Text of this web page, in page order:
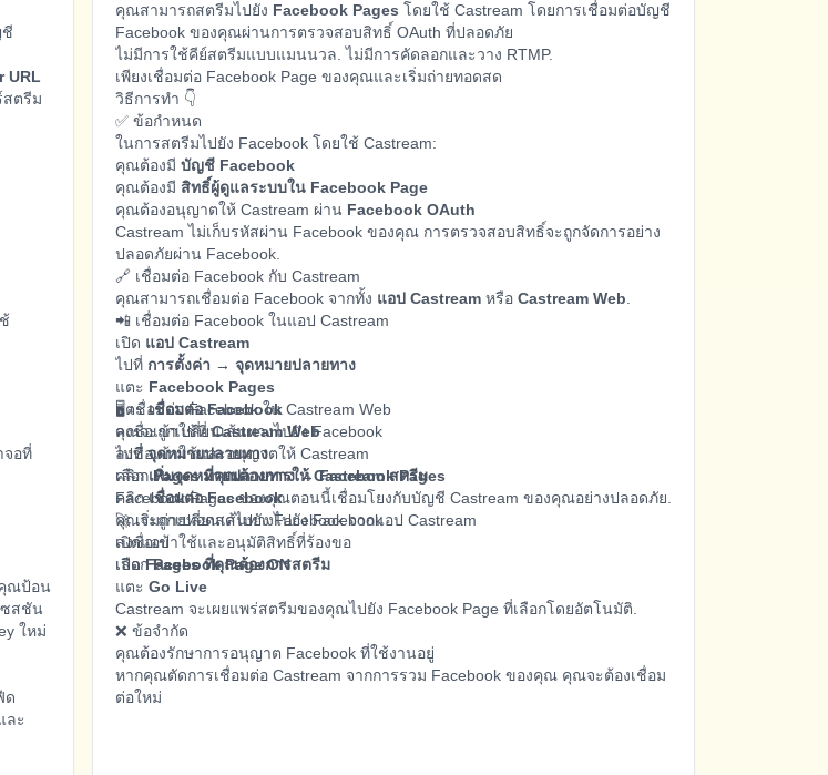
ชี
URL
ตรีม
จอที่
คุณป้อน
ซสชัน
ใหม่
ด
ละ
คุณสามารถสตรีมไปยัง Facebook Pages โดยใช้ Castream โดยการเชื่อมต่อบัญชี
Facebook ของคุณผ่านการตรวจสอบสิทธิ์ OAuth ที่ปลอดภัย
ไม่มีการใช้คีย์สตรีมแบบแมนนวล. ไม่มีการคัดลอกและวาง RTMP.
เพียงเชื่อมต่อ Facebook Page ของคุณและเริ่มถ่ายทอดสด
วิธีการทำ 👇
✅ ข้อกำหนด
ในการสตรีมไปยัง Facebook โดยใช้ Castream:
คุณต้องมี บัญชี Facebook
คุณต้องมี สิทธิ์ผู้ดูแลระบบใน Facebook Page
คุณต้องอนุญาตให้ Castream ผ่าน Facebook OAuth
Castream ไม่เก็บรหัสผ่าน Facebook ของคุณ การตรวจสอบสิทธิ์จะถูกจัดการอย่าง
ปลอดภัยผ่าน Facebook.
🔗 เชื่อมต่อ Facebook กับ Castream
คุณสามารถเชื่อมต่อ Facebook จากทั้ง แอป Castream หรือ Castream Web
📲 เชื่อมต่อ Facebook ในแอป Castream
เปิด แอป Castream
ไปที่ การตั้งค่า → จุดหมายปลายทาง
แตะ Facebook Pages
แตะเชื่อมต่อ Facebook
คุณจะถูกเปลี่ยนเส้นทางไปยัง Facebook
ลงชื่อเข้าใช้และอนุญาตให้ Castream
เลือกPages ที่คุณต้องการให้ Castream สตรีม
🖥️ เชื่อมต่อ Facebook ใน Castream Web
ลงชื่อเข้าใช้ที่Castream Web
ไปที่จุดหมายปลายทาง
คลิกเพิ่มจุดหมายปลายทาง → Facebook Pages
คลิกเชื่อมต่อ Facebook
คุณจะถูกเปลี่ยนเส้นทางไปยัง Facebook
ลงชื่อเข้าใช้และอนุมัติสิทธิ์ที่ร้องขอ
เลือกPages ที่คุณต้องการสตรีม
Facebook Pages ของคุณตอนนี้เชื่อมโยงกับบัญชี Castream ของคุณอย่างปลอดภัย.
🚀 เริ่มถ่ายทอดสดไปยัง Facebook จากแอป Castream
เปิดแอป
เปิดFacebook Page ON
แตะ Go Live
Castream จะเผยแพร่สตรีมของคุณไปยัง Facebook Page ที่เลือกโดยอัตโนมัติ.
❌ ข้อจำกัด
คุณต้องรักษาการอนุญาต Facebook ที่ใช้งานอยู่
หากคุณตัดการเชื่อมต่อ Castream จากการรวม Facebook ของคุณ คุณจะต้องเชื่อม
ต่อใหม่